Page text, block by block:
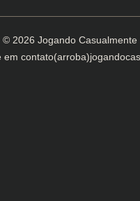
© 2026 Jogando Casualmente
em